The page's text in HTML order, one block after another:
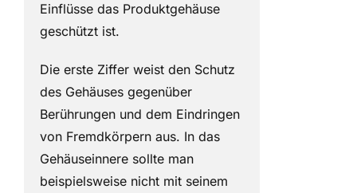
Einflüsse das Produktgehäuse
geschützt ist.
Die erste Ziffer weist den Schutz
des Gehäuses gegenüber
Berührungen und dem Eindringen
von Fremdkörpern aus. In das
Gehäuseinnere sollte man
beispielsweise nicht mit seinem